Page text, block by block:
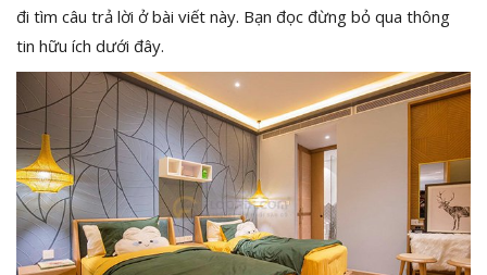
đi tìm câu trả lời ở bài viết này. Bạn đọc đừng bỏ qua thông
tin hữu ích dưới đây.